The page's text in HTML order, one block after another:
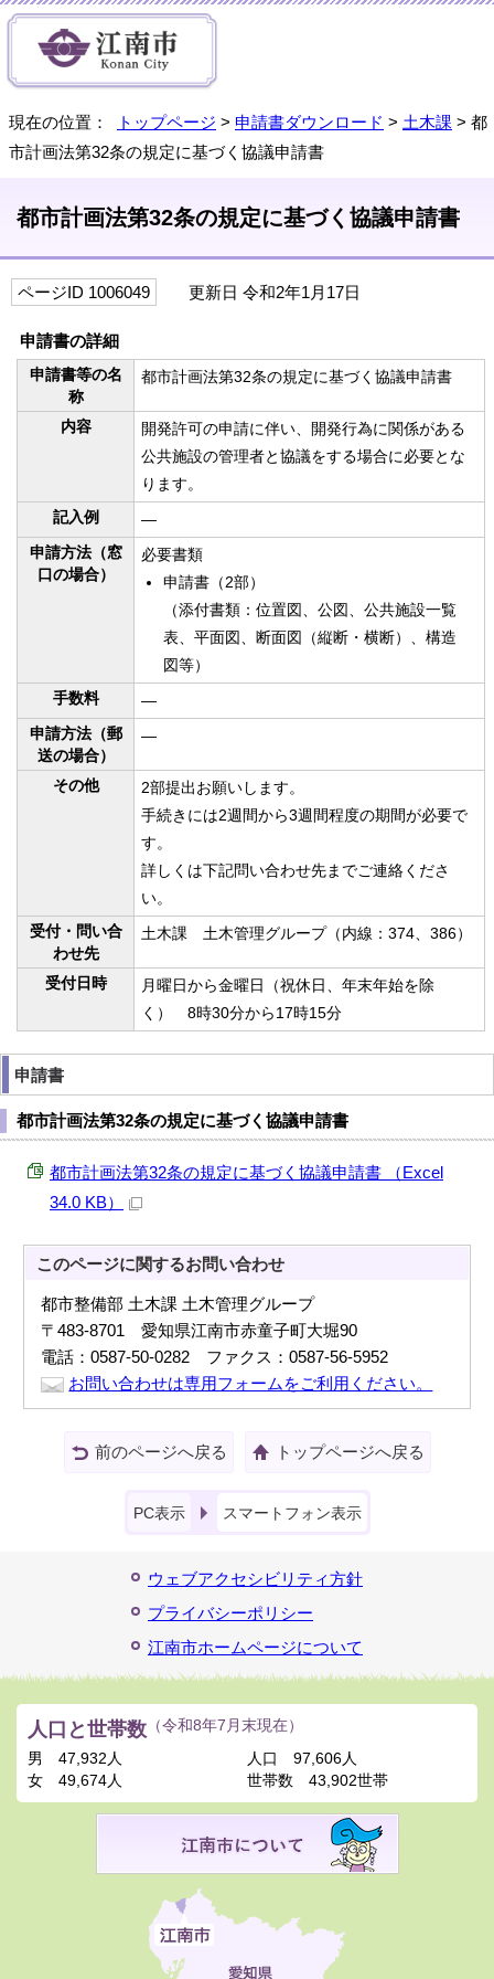
現在の位置： トップページ > 申請書ダウンロード > 土木課 > 都
市計画法第32条の規定に基づく協議申請書
都市計画法第32条の規定に基づく協議申請書
ページID 1006049 更新日 令和2年1月17日
申請書の詳細
申請書等の名
称
都市計画法第32条の規定に基づく協議申請書
内容
開発許可の申請に伴い、開発行為に関係がある
公共施設の管理者と協議をする場合に必要とな
ります。
記入例
—
申請方法（窓
口の場合）
必要書類
申請書（2部）
（添付書類：位置図、公図、公共施設一覧
表、平面図、断面図（縦断・横断）、構造
図等）
手数料
—
申請方法（郵
送の場合）
—
その他
2部提出お願いします。
手続きには2週間から3週間程度の期間が必要で
す。
詳しくは下記問い合わせ先までご連絡くださ
い。
受付・問い合
わせ先
土木課 土木管理グループ（内線：374、386）
受付日時
月曜日から金曜日（祝休日、年末年始を除
く） 8時30分から17時15分
申請書
都市計画法第32条の規定に基づく協議申請書
都市計画法第32条の規定に基づく協議申請書 （Excel
34.0 KB）
このページに関するお問い合わせ
都市整備部 土木課 土木管理グループ
〒483-8701 愛知県江南市赤童子町大堀90
電話：0587-50-0282 ファクス：0587-56-5952
お問い合わせは専用フォームをご利用ください。
前のページへ戻る トップページへ戻る
PC表示 スマートフォン表示
ウェブアクセシビリティ方針
プライバシーポリシー
江南市ホームページについて
人口と世帯数 （令和8年7月末現在）
男
47,932人
女
49,674人
人口
97,606人
世帯数
43,902世帯